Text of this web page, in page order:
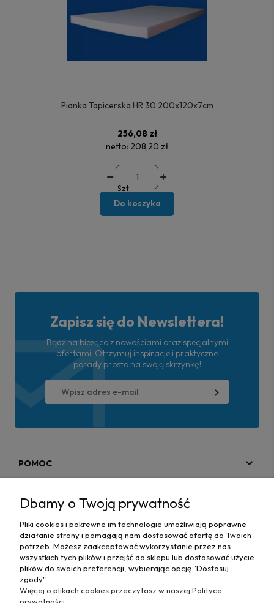
Pianka Tapicerska HR 30 200x120x7cm
256,08 zł
netto: 208,20 zł
Szt.
Do koszyka
Zapisz się do Newslettera!
Bądź na bieżąco z nowościami oraz specjalnymi
ofertami. Otrzymuj inspiracje i praktyczne
porady prosto na swoją skrzynkę!
POMOC
MAPA STRONY
INFORMACJE
Dbamy o Twoją prywatność
Pliki cookies i pokrewne im technologie umożliwiają poprawne
działanie strony i pomagają nam dostosować ofertę do Twoich
potrzeb. Możesz zaakceptować wykorzystanie przez nas
wszystkich tych plików i przejść do sklepu lub dostosować użycie
plików do swoich preferencji, wybierając opcję "Dostosuj
zgody".
Więcej o plikach cookies przeczytasz w naszej Polityce